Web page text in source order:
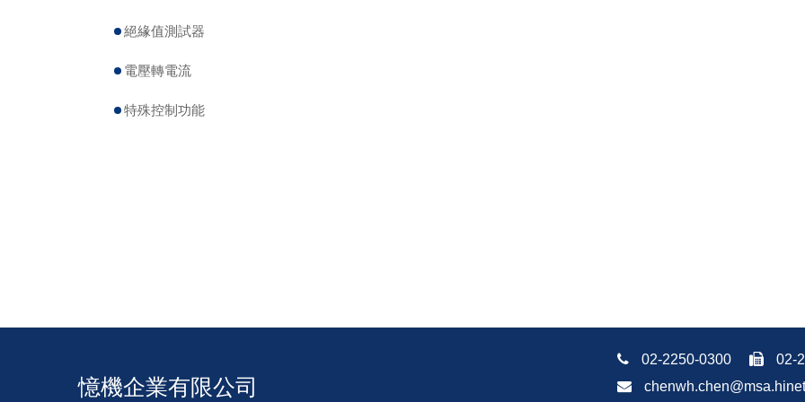
絕緣值測試器
電壓轉電流
特殊控制功能
憶機企業有限公司
02-2250-0300
02-